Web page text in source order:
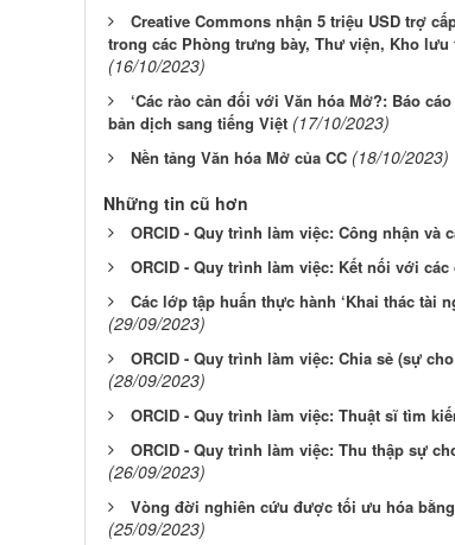
Creative Commons nhận 5 triệu USD trợ
trong các Phòng trưng bày, Thư viện, Kho lưu
(16/10/2023)
‘Các rào cản đối với Văn hóa Mở?: Báo
bản dịch sang tiếng Việt (17/10/2023)
Nền tảng Văn hóa Mở của CC (18/10/2023)
Những tin cũ hơn
ORCID - Quy trình làm việc: Công nhận và
ORCID - Quy trình làm việc: Kết nối với
Các lớp tập huấn thực hành ‘Khai thác tài
(29/09/2023)
ORCID - Quy trình làm việc: Chia sẻ (sự
(28/09/2023)
ORCID - Quy trình làm việc: Thuật sĩ tìm
ORCID - Quy trình làm việc: Thu thập sự
(26/09/2023)
Vòng đời nghiên cứu được tối ưu hóa
(25/09/2023)